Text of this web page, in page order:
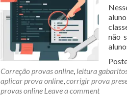
não
Correção provas online, leitura
aplicar prova online,corrigir prova
provas online Leave a comment